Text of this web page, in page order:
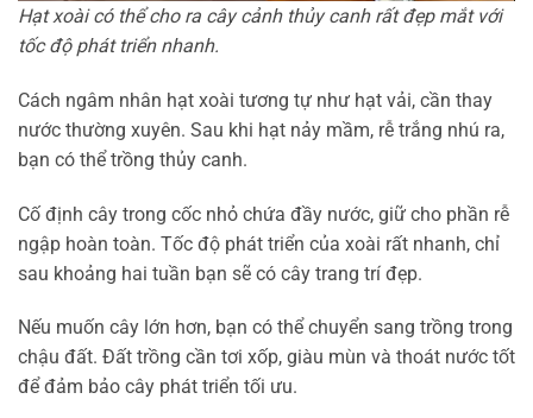
Hạt xoài có thể cho ra cây cảnh thủy canh rất đẹp mắt với
tốc độ phát triển nhanh.
Cách ngâm nhân hạt xoài tương tự như hạt vải, cần thay
nước thường xuyên. Sau khi hạt nảy mầm, rễ trắng nhú ra,
bạn có thể trồng thủy canh.
Cố định cây trong cốc nhỏ chứa đầy nước, giữ cho phần rễ
ngập hoàn toàn. Tốc độ phát triển của xoài rất nhanh, chỉ
sau khoảng hai tuần bạn sẽ có cây trang trí đẹp.
Nếu muốn cây lớn hơn, bạn có thể chuyển sang trồng trong
chậu đất. Đất trồng cần tơi xốp, giàu mùn và thoát nước tốt
để đảm bảo cây phát triển tối ưu.